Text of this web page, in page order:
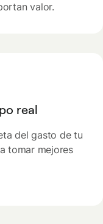
valor.
real
del gasto de tu
tomar mejores